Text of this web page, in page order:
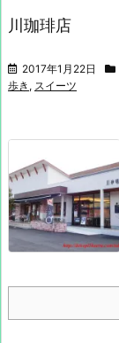
川珈琲店
2017年1月22日
歩き , スイーツ